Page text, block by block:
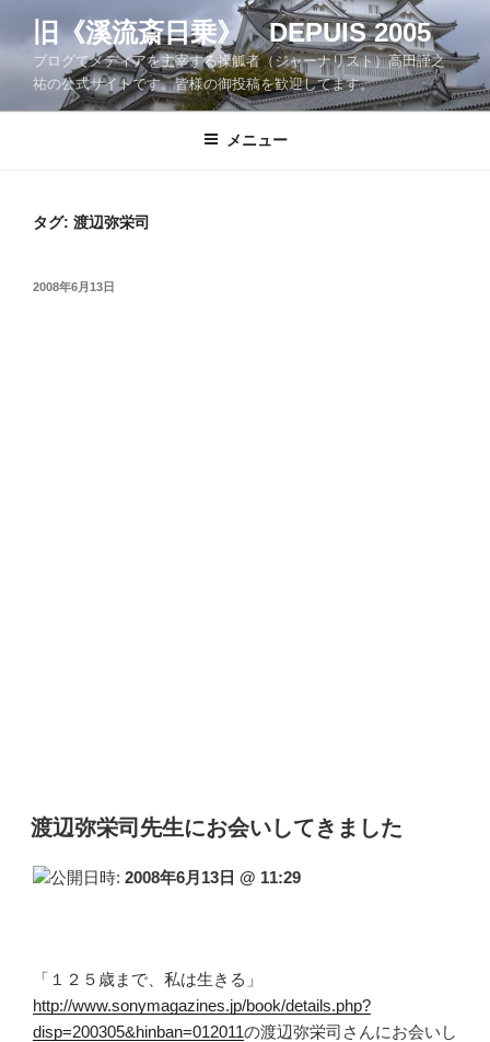
ツ
旧《溪流斎日乗》 DEPUIS 2005
ブログでメディアを主宰する操觚者（ジャーナリスト）高田謹之
祐の公式サイトです。皆様の御投稿を歓迎してます。
メニュー
タグ: 渡辺弥栄司
投
2008年6月13日
渡辺弥栄司先生にお会いしてきました
公開日時: 2008年6月13日 @ 11:29
「１２５歳まで、私は生きる」
http://www.sonymagazines.jp/book/details.php?
disp=200305&hinban=012011の渡辺弥栄司さんにお会いし